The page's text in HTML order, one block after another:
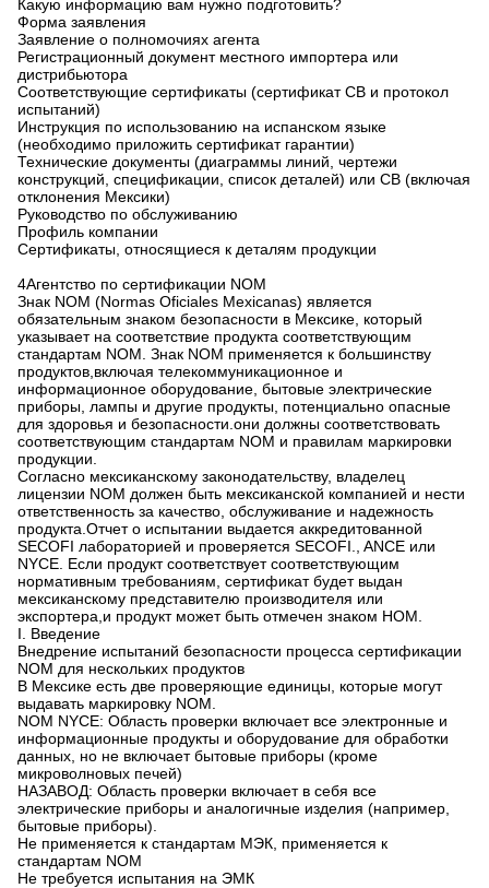
Какую информацию вам нужно подготовить?
Форма заявления
Заявление о полномочиях агента
Регистрационный документ местного импортера или
дистрибьютора
Соответствующие сертификаты (сертификат CB и протокол
испытаний)
Инструкция по использованию на испанском языке
(необходимо приложить сертификат гарантии)
Технические документы (диаграммы линий, чертежи
конструкций, спецификации, список деталей) или CB (включая
отклонения Мексики)
Руководство по обслуживанию
Профиль компании
Сертификаты, относящиеся к деталям продукции
4Агентство по сертификации NOM
Знак NOM (Normas Oficiales Mexicanas) является
обязательным знаком безопасности в Мексике, который
указывает на соответствие продукта соответствующим
стандартам NOM. Знак NOM применяется к большинству
продуктов,включая телекоммуникационное и
информационное оборудование, бытовые электрические
приборы, лампы и другие продукты, потенциально опасные
для здоровья и безопасности.они должны соответствовать
соответствующим стандартам NOM и правилам маркировки
продукции.
Согласно мексиканскому законодательству, владелец
лицензии NOM должен быть мексиканской компанией и нести
ответственность за качество, обслуживание и надежность
продукта.Отчет о испытании выдается аккредитованной
SECOFI лабораторией и проверяется SECOFI., ANCE или
NYCE. Если продукт соответствует соответствующим
нормативным требованиям, сертификат будет выдан
мексиканскому представителю производителя или
экспортера,и продукт может быть отмечен знаком НОМ.
I. Введение
Внедрение испытаний безопасности процесса сертификации
NOM для нескольких продуктов
В Мексике есть две проверяющие единицы, которые могут
выдавать маркировку NOM.
NOM NYCE: Область проверки включает все электронные и
информационные продукты и оборудование для обработки
данных, но не включает бытовые приборы (кроме
микроволновых печей)
НАЗАВОД: Область проверки включает в себя все
электрические приборы и аналогичные изделия (например,
бытовые приборы).
Не применяется к стандартам МЭК, применяется к
стандартам NOM
Не требуется испытания на ЭМК